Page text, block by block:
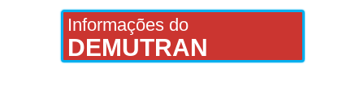
Informações do
DEMUTRAN